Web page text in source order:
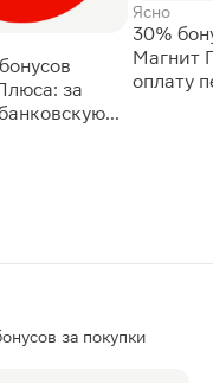
за
Ясно
30%
Магнит
оплату
за покупки